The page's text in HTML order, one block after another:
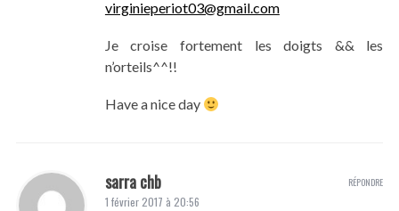
virginieperiot03@gmail.com
Je croise fortement les doigts && les
n’orteils^^!!
Have a nice day
sarra chb
1 février 2017 à 20:56
RÉPONDRE